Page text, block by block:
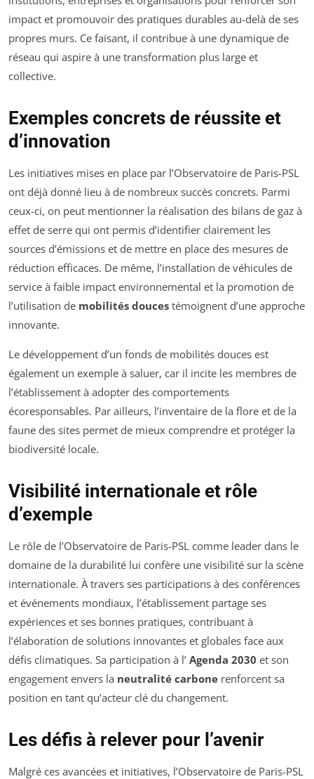
impact et promouvoir des pratiques durables au-delà de ses
propres murs. Ce faisant, il contribue à une dynamique de
réseau qui aspire à une transformation plus large et
collective.
Exemples concrets de réussite et
d’innovation
Les initiatives mises en place par l’Observatoire de Paris-PSL
ont déjà donné lieu à de nombreux succès concrets. Parmi
ceux-ci, on peut mentionner la réalisation des bilans de gaz à
effet de serre qui ont permis d’identifier clairement les
sources d’émissions et de mettre en place des mesures de
réduction efficaces. De même, l’installation de véhicules de
service à faible impact environnemental et la promotion de
l’utilisation de mobilités douces témoignent d’une approche
innovante.
Le développement d’un fonds de mobilités douces est
également un exemple à saluer, car il incite les membres de
l’établissement à adopter des comportements
écoresponsables. Par ailleurs, l’inventaire de la flore et de la
faune des sites permet de mieux comprendre et protéger la
biodiversité locale.
Visibilité internationale et rôle
d’exemple
Le rôle de l’Observatoire de Paris-PSL comme leader dans le
domaine de la durabilité lui confère une visibilité sur la scène
internationale. À travers ses participations à des conférences
et événements mondiaux, l’établissement partage ses
expériences et ses bonnes pratiques, contribuant à
l’élaboration de solutions innovantes et globales face aux
défis climatiques. Sa participation à l’ Agenda 2030 et son
engagement envers la neutralité carbone renforcent sa
position en tant qu’acteur clé du changement.
Les défis à relever pour l’avenir
Malgré ces avancées et initiatives, l’Observatoire de Paris-PSL